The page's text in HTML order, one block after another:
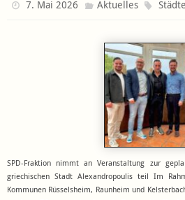
7. Mai 2026 Aktuelles
SPD-Fraktion nimmt an Veranstaltung zur
griechischen Stadt Alexandropoulis teil Im
Kommunen Rüsselsheim, Raunheim und